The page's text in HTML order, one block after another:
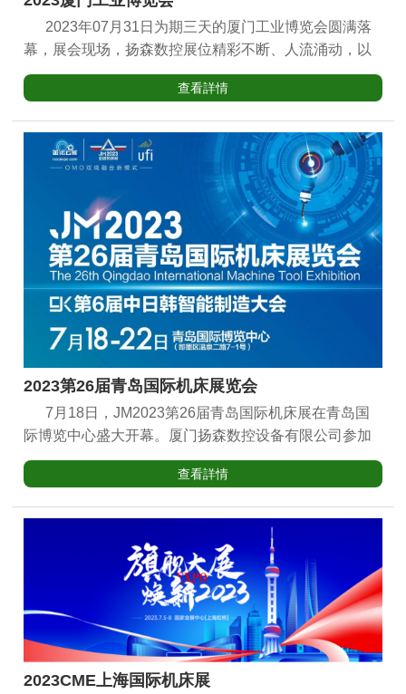
2023年07月31日为期三天的厦门工业博览会圆满落
幕，展会现场，扬森数控展位精彩不断、人流涌动，以
超高人气圆满收官。精彩从不打烊回顾本次展会无数精
彩瞬间值得回味…展会回顾 本次展会上，扬森数控展
示高速高精龙门式加工中心,扬森自主研发新一代高速高
精雕铣机，满足多样化加工需求的精密卧式加工中心，
高效立式加工中心。 围绕核心业务与客户进行深度的
交流沟通，面对客户的问题和疑惑，业务人员结合专业
知识从客户实际需求出发，通过产品差异、技术特点等
不同方面做出详尽介绍。 回顾现
场，参展人员络绎不绝。在分享我们自身经验和成果的
同时，我们也积极学习了其他企业的先进技术和创新理
念。 展会已经落幕，我们
查看詳情
2023第26届青岛国际机床展览会
7月18日，JM2023第26届青岛国际机床展在青岛国
际博览中心盛大开幕。厦门扬森数控设备有限公司参加
了此次展会。此次展会扬森数控共展出了4款明星产品。
分别立式加工中心YSV-855、龙门加工中心YSMV-
2817、立式加工中心YSV-1265、卧式加工中心YSHD-
630，以YSHD系列为代表的卧式加工中心为新能源汽
车、模具、机械制造、5G通讯、医疗器械等行业带来了
与设备相匹配的定制化整体解决方案。以YSMV、YSV
系列为代表的高效、高精、高速立式加工中心，让客户
近距离体验了扬森数控先进的加工技术，感受机械之
美，向客户传递着我们“以科技进步和品质服务引领美好
生活”的使命。 展会期间，扬森数控的展品吸引了众多
客户驻足参观交流，展位上商务洽谈的新老客户络绎不
查看詳情
2023CME上海国际机床展